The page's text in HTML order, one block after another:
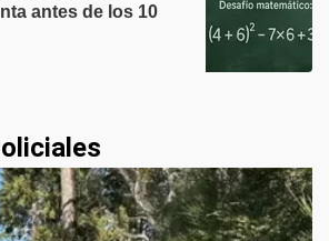
antes de los 10